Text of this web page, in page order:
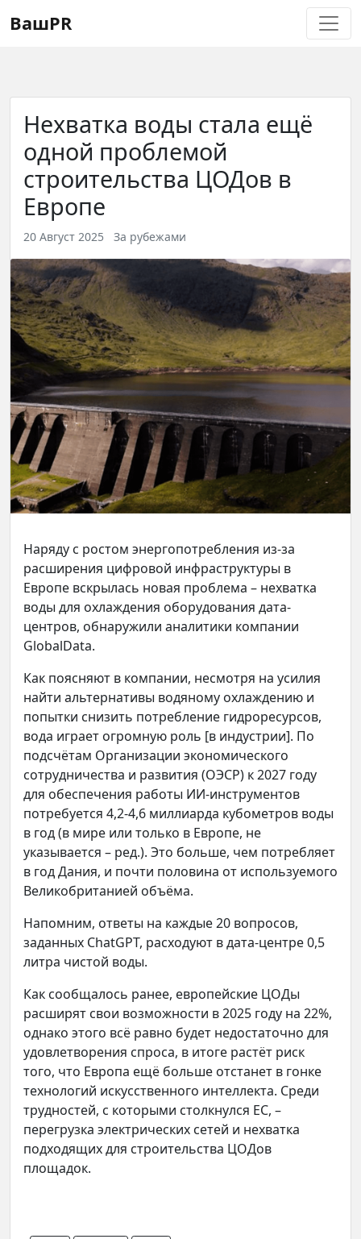
Регистрация
ВашPR
Нехватка воды стала ещё
одной проблемой
строительства ЦОДов в
Европе
20 Август 2025 За рубежами
Наряду с ростом энергопотребления из-за
расширения цифровой инфраструктуры в
Европе вскрылась новая проблема – нехватка
воды для охлаждения оборудования дата-
центров, обнаружили аналитики компании
GlobalData.
Как поясняют в компании, несмотря на усилия
найти альтернативы водяному охлаждению и
попытки снизить потребление гидроресурсов,
вода играет огромную роль [в индустрии]. По
подсчётам Организации экономического
сотрудничества и развития (ОЭСР) к 2027 году
для обеспечения работы ИИ-инструментов
потребуется 4,2-4,6 миллиарда кубометров воды
в год (в мире или только в Европе, не
указывается – ред.). Это больше, чем потребляет
в год Дания, и почти половина от используемого
Великобританией объёма.
Напомним, ответы на каждые 20 вопросов,
заданных ChatGPT, расходуют в дата-центре 0,5
литра чистой воды.
Как сообщалось ранее, европейские ЦОДы
расширят свои возможности в 2025 году на 22%,
однако этого всё равно будет недостаточно для
удовлетворения спроса, в итоге растёт риск
того, что Европа ещё больше отстанет в гонке
технологий искусственного интеллекта. Среди
трудностей, с которыми столкнулся ЕС, –
перегрузка электрических сетей и нехватка
подходящих для строительства ЦОДов
площадок.